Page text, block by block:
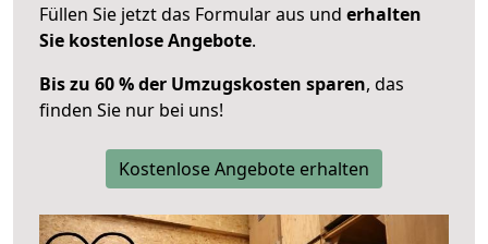
Füllen Sie jetzt das Formular aus und erhalten
Sie kostenlose Angebote.
Bis zu 60 % der Umzugskosten sparen, das
finden Sie nur bei uns!
Kostenlose Angebote erhalten